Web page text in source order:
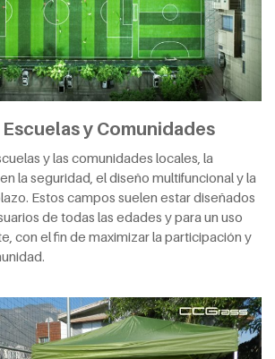
y Comunidades
y las comunidades locales, la
la seguridad, el diseño multifuncional y la
Estos campos suelen estar diseñados
de todas las edades y para un uso
con el fin de maximizar la participación y